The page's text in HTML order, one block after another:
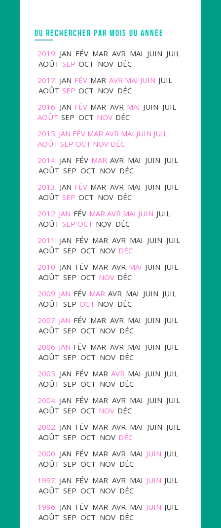
OU RECHERCHER PAR MOIS OU ANNÉE
2019: JAN FÉV MAR AVR MAI JUIN JUIL
AOÛT SEP OCT NOV DÉC
2017: JAN FÉV MAR AVR MAI JUIN JUIL
AOÛT SEP OCT NOV DÉC
2016: JAN FÉV MAR AVR MAI JUIN JUIL
AOÛT SEP OCT NOV DÉC
2015: JAN FÉV MAR AVR MAI JUIN JUIL
AOÛT SEP OCT NOV DÉC
2014: JAN FÉV MAR AVR MAI JUIN JUIL
AOÛT SEP OCT NOV DÉC
2013: JAN FÉV MAR AVR MAI JUIN JUIL
AOÛT SEP OCT NOV DÉC
2012: JAN FÉV MAR AVR MAI JUIN JUIL
AOÛT SEP OCT NOV DÉC
2011 : JAN FÉV MAR AVR MAI JUIN JUIL
AOÛT SEP OCT NOV DÉC
2010: JAN FÉV MAR AVR MAI JUIN JUIL
AOÛT SEP OCT NOV DÉC
2009: JAN FÉV MAR AVR MAI JUIN JUIL
AOÛT SEP OCT NOV DÉC
2007: JAN FÉV MAR AVR MAI JUIN JUIL
AOÛT SEP OCT NOV DÉC
2006: JAN FÉV MAR AVR MAI JUIN JUIL
AOÛT SEP OCT NOV DÉC
2005: JAN FÉV MAR AVR MAI JUIN JUIL
AOÛT SEP OCT NOV DÉC
2004: JAN FÉV MAR AVR MAI JUIN JUIL
AOÛT SEP OCT NOV DÉC
2002: JAN FÉV MAR AVR MAI JUIN JUIL
AOÛT SEP OCT NOV DÉC
2000: JAN FÉV MAR AVR MAI JUIN JUIL
AOÛT SEP OCT NOV DÉC
1997: JAN FÉV MAR AVR MAI JUIN JUIL
AOÛT SEP OCT NOV DÉC
1996: JAN FÉV MAR AVR MAI JUIN JUIL
AOÛT SEP OCT NOV DÉC